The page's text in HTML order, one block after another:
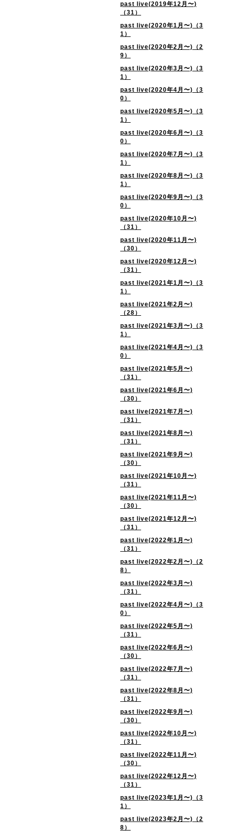
past live(2019年12月〜)
（31）
past live(2020年1月〜)（3
1）
past live(2020年2月〜)（2
9）
past live(2020年3月〜)（3
1）
past live(2020年4月〜)（3
0）
past live(2020年5月〜)（3
1）
past live(2020年6月〜)（3
0）
past live(2020年7月〜)（3
1）
past live(2020年8月〜)（3
1）
past live(2020年9月〜)（3
0）
past live(2020年10月〜)
（31）
past live(2020年11月〜)
（30）
past live(2020年12月〜)
（31）
past live(2021年1月〜)（3
1）
past live(2021年2月〜)
（28）
past live(2021年3月〜)（3
1）
past live(2021年4月〜)（3
0）
past live(2021年5月〜)
（31）
past live(2021年6月〜)
（30）
past live(2021年7月〜)
（31）
past live(2021年8月〜)
（31）
past live(2021年9月〜)
（30）
past live(2021年10月〜)
（31）
past live(2021年11月〜)
（30）
past live(2021年12月〜)
（31）
past live(2022年1月〜)
（31）
past live(2022年2月〜)（2
8）
past live(2022年3月〜)
（31）
past live(2022年4月〜)（3
0）
past live(2022年5月〜)
（31）
past live(2022年6月〜)
（30）
past live(2022年7月〜)
（31）
past live(2022年8月〜)
（31）
past live(2022年9月〜)
（30）
past live(2022年10月〜)
（31）
past live(2022年11月〜)
（30）
past live(2022年12月〜)
（31）
past live(2023年1月〜)（3
1）
past live(2023年2月〜)（2
8）